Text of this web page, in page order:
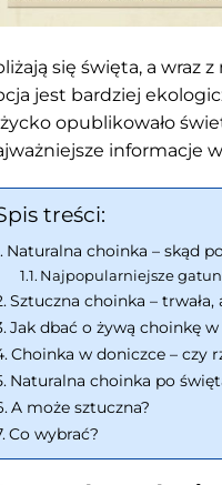
się święta, a wraz
jest bardziej
opublikowało
informacje
treści:
Naturalna choinka – skąd
Najpopularniejsze
Sztuczna choinka –
Jak dbać o żywą choinkę
Choinka w doniczce – czy
Naturalna choinka po
A może sztuczna?
Co wybrać?